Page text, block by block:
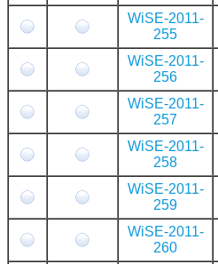
WiSE-2011-
255
WiSE-2011-
256
WiSE-2011-
257
WiSE-2011-
258
WiSE-2011-
259
WiSE-2011-
260